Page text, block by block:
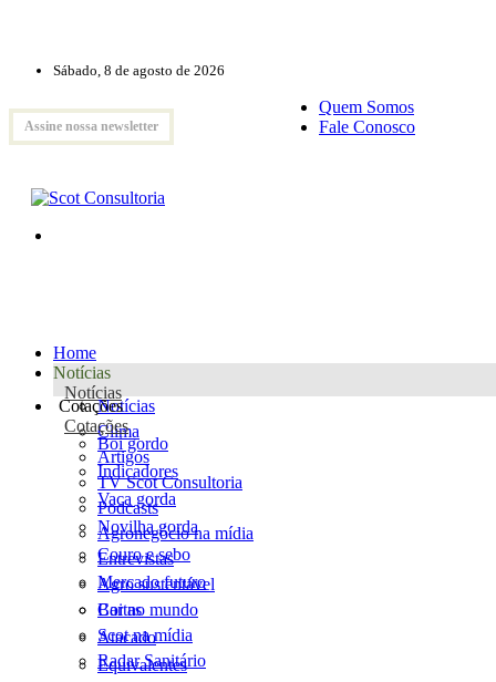
Sábado, 8 de agosto de 2026
Assine nossa newsletter
Quem Somos
Fale Conosco
Home
Notícias
Notícias
Notícias
Clima
Artigos
TV Scot Consultoria
Podcasts
Agronegócio na mídia
Entrevistas
Agro sustentável
Cartas
Scot na mídia
Radar Sanitário
Cotações
Cotações
Boi gordo
Indicadores
Vaca gorda
Novilha gorda
Couro e sebo
Mercado futuro
Boi no mundo
Atacado
Equivalentes